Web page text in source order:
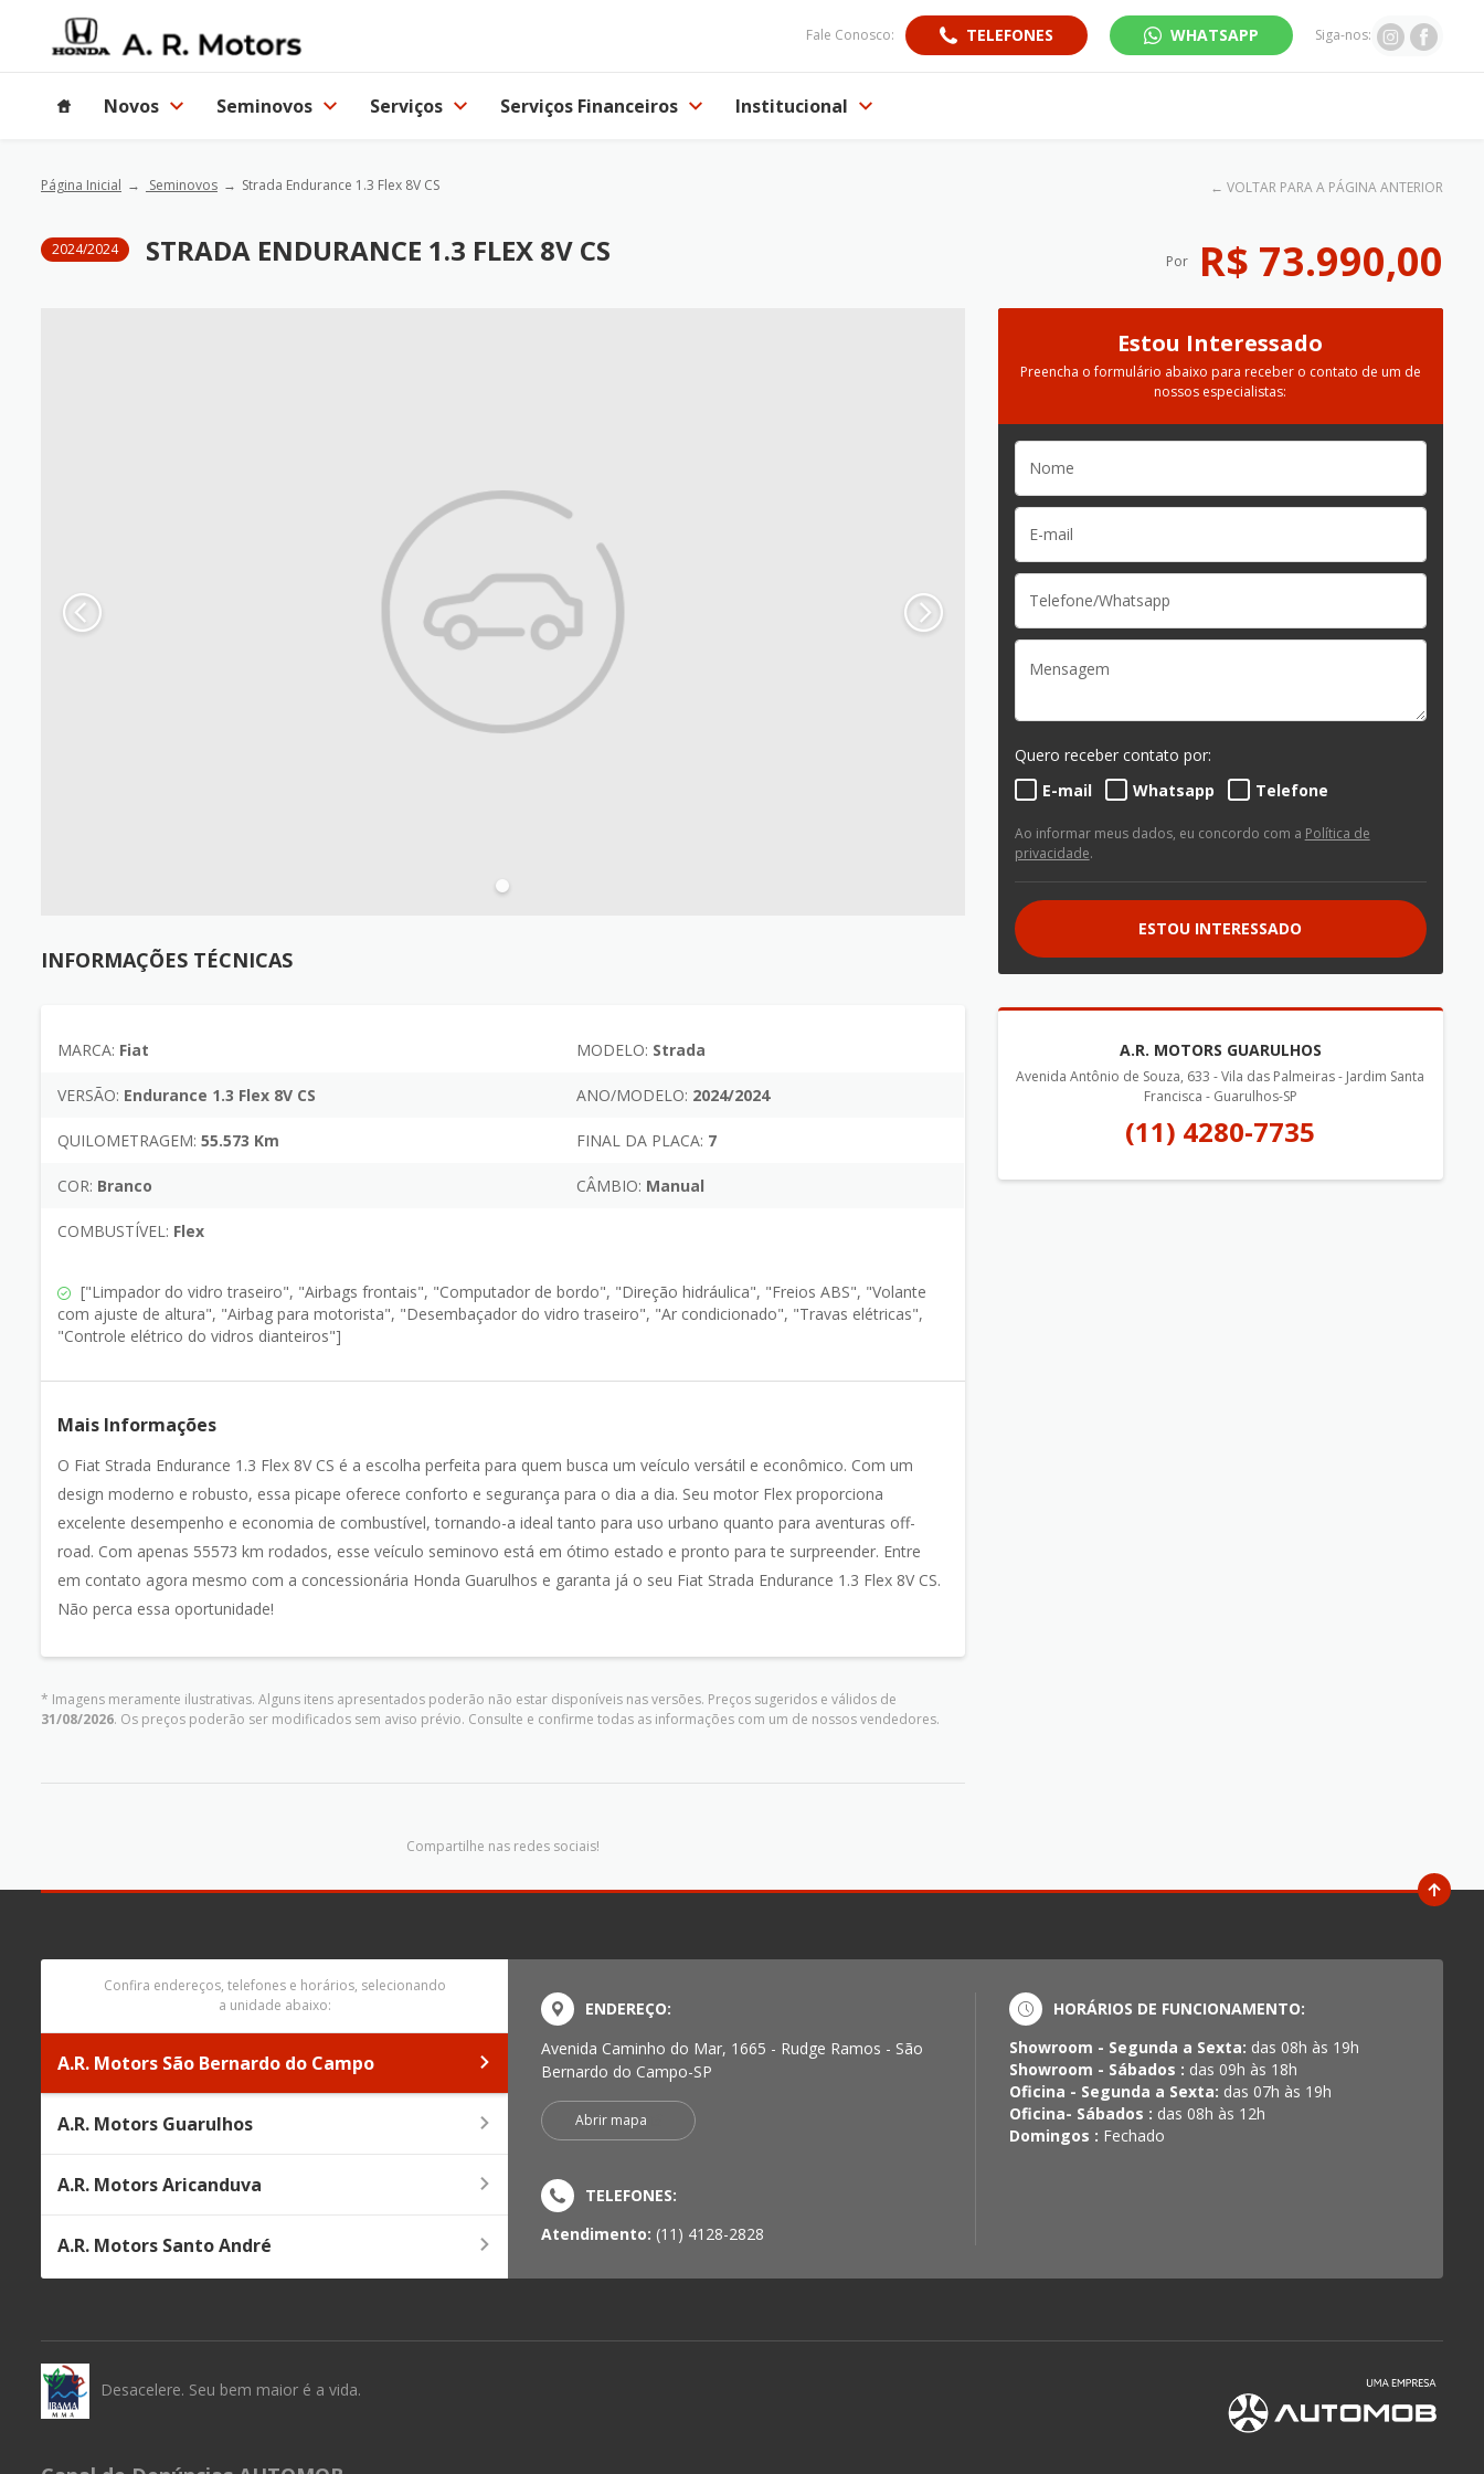
Fale Conosco: TELEFONES WHATSAPP Siga-nos:
Novos Seminovos Serviços Serviços Financeiros Institucional
Página Inicial Seminovos Strada Endurance 1.3 Flex 8V CS ← VOLTAR PARA A PÁGINA ANTERIOR
2024/2024 STRADA ENDURANCE 1.3 FLEX 8V CS Por R$ 73.990,00
INFORMAÇÕES TÉCNICAS
MARCA: Fiat MODELO: Strada
VERSÃO: Endurance 1.3 Flex 8V CS ANO/MODELO: 2024/2024
QUILOMETRAGEM: 55.573 Km FINAL DA PLACA: 7
COR: Branco CÂMBIO: Manual
COMBUSTÍVEL: Flex
["Limpador do vidro traseiro", "Airbags frontais", "Computador de bordo", "Direção hidráulica", "Freios ABS", "Volante
com ajuste de altura", "Airbag para motorista", "Desembaçador do vidro traseiro", "Ar condicionado", "Travas elétricas",
"Controle elétrico do vidros dianteiros"]
Mais Informações
O Fiat Strada Endurance 1.3 Flex 8V CS é a escolha perfeita para quem busca um veículo versátil e econômico. Com um
design moderno e robusto, essa picape oferece conforto e segurança para o dia a dia. Seu motor Flex proporciona
excelente desempenho e economia de combustível, tornando-a ideal tanto para uso urbano quanto para aventuras off-
road. Com apenas 55573 km rodados, esse veículo seminovo está em ótimo estado e pronto para te surpreender. Entre
em contato agora mesmo com a concessionária Honda Guarulhos e garanta já o seu Fiat Strada Endurance 1.3 Flex 8V CS.
Não perca essa oportunidade!
* Imagens meramente ilustrativas. Alguns itens apresentados poderão não estar disponíveis nas versões. Preços sugeridos e válidos de
31/08/2026. Os preços poderão ser modificados sem aviso prévio. Consulte e confirme todas as informações com um de nossos vendedores.
Compartilhe nas redes sociais!
Estou Interessado
Preencha o formulário abaixo para receber o contato de um de
nossos especialistas:
Quero receber contato por:
E-mail
Whatsapp Telefone
Ao informar meus dados, eu concordo com a Política de
privacidade.
ESTOU INTERESSADO
A.R. MOTORS GUARULHOS
Avenida Antônio de Souza, 633 - Vila das Palmeiras - Jardim Santa
Francisca - Guarulhos-SP
(11) 4280-7735
Confira endereços, telefones e horários, selecionando
a unidade abaixo:
A.R. Motors São Bernardo do Campo
A.R. Motors Guarulhos
A.R. Motors Aricanduva
A.R. Motors Santo André
ENDEREÇO:
Avenida Caminho do Mar, 1665 - Rudge Ramos - São
Bernardo do Campo-SP
Abrir mapa
TELEFONES:
Atendimento: (11) 4128-2828
HORÁRIOS DE FUNCIONAMENTO:
Showroom - Segunda a Sexta: das 08h às 19h
Showroom - Sábados : das 09h às 18h
Oficina - Segunda a Sexta: das 07h às 19h
Oficina- Sábados : das 08h às 12h
Domingos : Fechado
Desacelere. Seu bem maior é a vida.